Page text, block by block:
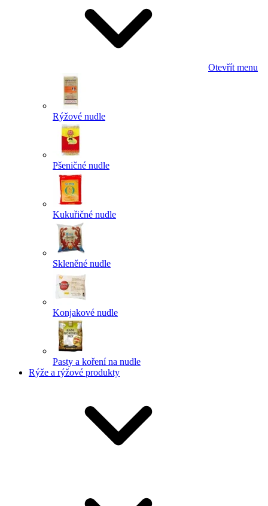
Otevřít menu
Rýžové nudle
Pšeničné nudle
Kukuřičné nudle
Skleněné nudle
Konjakové nudle
Pasty a koření na nudle
Rýže a rýžové produkty